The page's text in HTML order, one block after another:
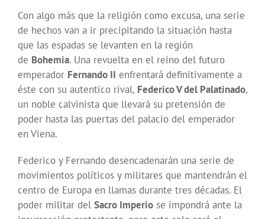
Con algo más que la religión como excusa, una serie
de hechos van a ir precipitando la situación hasta
que las espadas se levanten en la región
de Bohemia. Una revuelta en el reino del futuro
emperador Fernando II enfrentará definitivamente a
éste con su autentico rival, Federico V del Palatinado,
un noble calvinista que llevará su pretensión de
poder hasta las puertas del palacio del emperador
en Viena.
Federico y Fernando desencadenarán una serie de
movimientos políticos y militares que mantendrán el
centro de Europa en llamas durante tres décadas. El
poder militar del Sacro Imperio se impondrá ante la